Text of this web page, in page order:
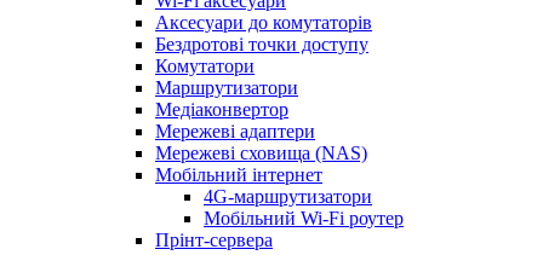
Аксесуари до комутаторів
Бездротові точки доступу
Комутатори
Маршрутизатори
Медіаконвертор
Мережеві адаптери
Мережеві сховища (NAS)
Мобільний інтернет
4G-маршрутизатори
Мобільний Wi-Fi роутер
Прінт-сервера